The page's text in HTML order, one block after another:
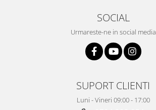
SOCIAL
Urmareste-ne in social media
SUPORT CLIENTI
Luni - Vineri 09:00 - 17:00